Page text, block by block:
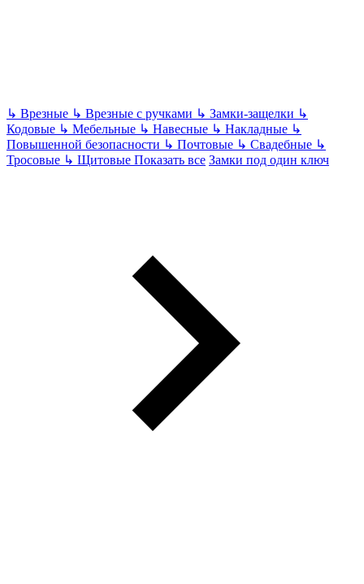
↳ Врезные ↳ Врезные с ручками ↳ Замки-защелки ↳
Кодовые ↳ Мебельные ↳ Навесные ↳ Накладные ↳
Повышенной безопасности ↳ Почтовые ↳ Свадебные ↳
Тросовые ↳ Щитовые Показать все Замки под один ключ